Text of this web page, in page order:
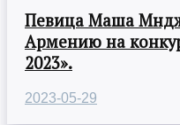
Певица Маша
Армению на
2023».
2023-05-29